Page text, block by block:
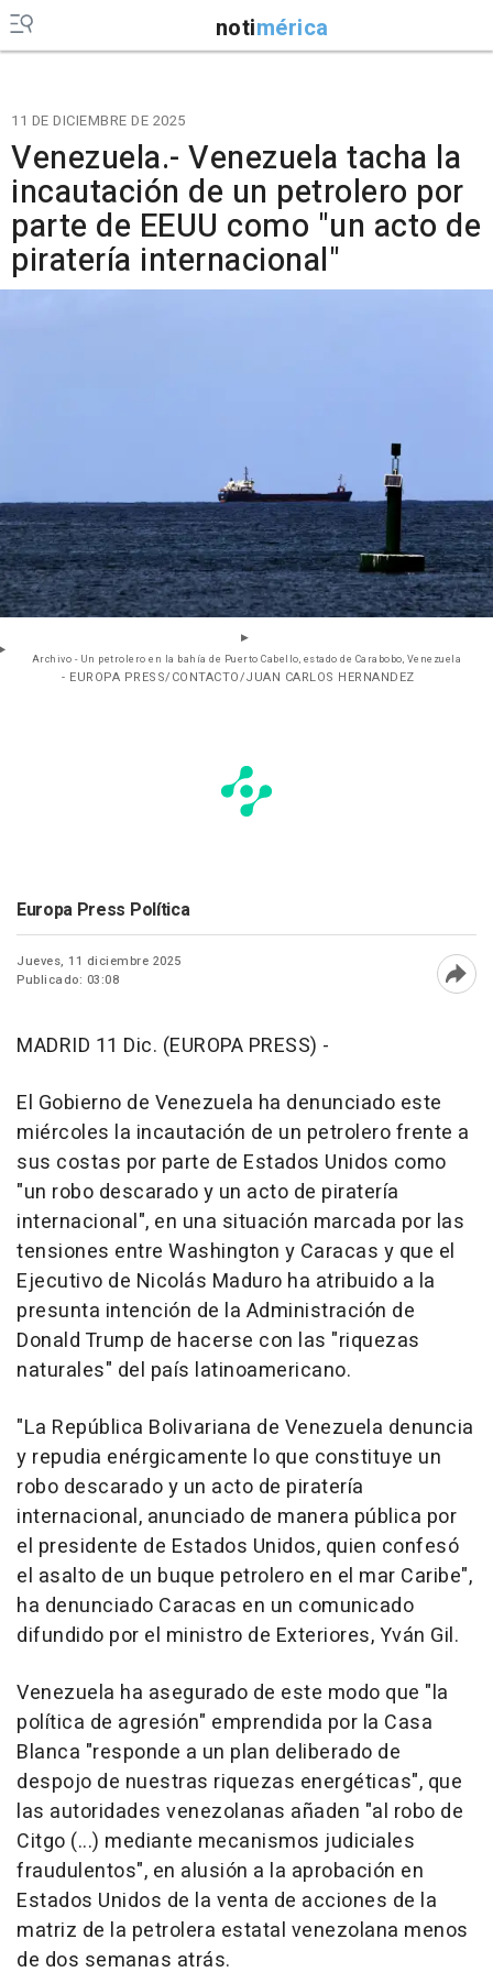
notimérica
11 DE DICIEMBRE DE 2025
Venezuela.- Venezuela tacha la
incautación de un petrolero por
parte de EEUU como "un acto de
piratería internacional"
Archivo - Un petrolero en la bahía de Puerto Cabello, estado de Carabobo, Venezuela
- EUROPA PRESS/CONTACTO/JUAN CARLOS HERNANDEZ
Europa Press Política
Jueves, 11 diciembre 2025
Publicado: 03:08
MADRID 11 Dic. (EUROPA PRESS) -
El Gobierno de Venezuela ha denunciado este
miércoles la incautación de un petrolero frente a
sus costas por parte de Estados Unidos como
"un robo descarado y un acto de piratería
internacional", en una situación marcada por las
tensiones entre Washington y Caracas y que el
Ejecutivo de Nicolás Maduro ha atribuido a la
presunta intención de la Administración de
Donald Trump de hacerse con las "riquezas
naturales" del país latinoamericano.
"La República Bolivariana de Venezuela denuncia
y repudia enérgicamente lo que constituye un
robo descarado y un acto de piratería
internacional, anunciado de manera pública por
el presidente de Estados Unidos, quien confesó
el asalto de un buque petrolero en el mar Caribe",
ha denunciado Caracas en un comunicado
difundido por el ministro de Exteriores, Yván Gil.
Venezuela ha asegurado de este modo que "la
política de agresión" emprendida por la Casa
Blanca "responde a un plan deliberado de
despojo de nuestras riquezas energéticas", que
las autoridades venezolanas añaden "al robo de
Citgo (...) mediante mecanismos judiciales
fraudulentos", en alusión a la aprobación en
Estados Unidos de la venta de acciones de la
matriz de la petrolera estatal venezolana menos
de dos semanas atrás.